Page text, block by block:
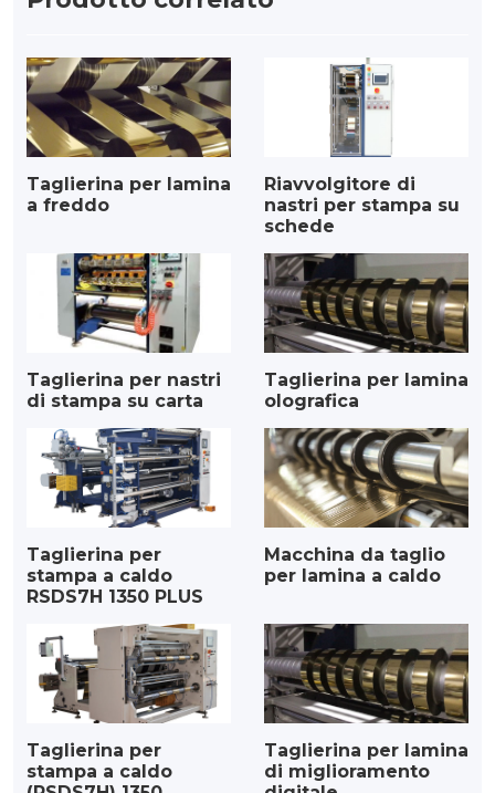
Taglierina per lamina
a freddo
Riavvolgitore di
nastri per stampa su
schede
Taglierina per nastri
di stampa su carta
Taglierina per lamina
olografica
Taglierina per
stampa a caldo
RSDS7H 1350 PLUS
Macchina da taglio
per lamina a caldo
Taglierina per
stampa a caldo
Taglierina per lamina
di miglioramento